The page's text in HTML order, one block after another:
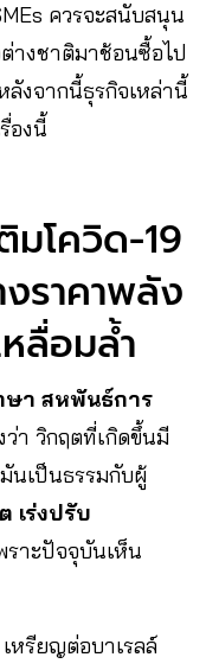
ควรจะสนับสนุน
างชาติมาช้อนซื้อไป
งจากนี้ธุรกิจเหล่านี้
องนี้
โควิด-19
ราคาพลัง
ลื่อมล้ำ
ษา สหพันธ์การ
ว่า วิกฤตที่เกิดขึ้นมี
นเป็นธรรมกับผู้
เร่งปรับ
ราะปัจจุบันเห็น
หรียญต่อบาเรลล์